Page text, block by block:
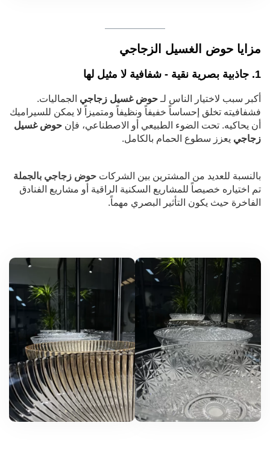
مزايا حوض الغسيل الزجاجي
1. جاذبية بصرية نقية - شفافية لا مثيل لها
أكبر سبب لاختيار الناس لـ حوض غسيل زجاجي الجماليات.
فشفافيته تخلق إحساساً خفيفاً ونظيفاً ومتميزاً لا يمكن للسيراميك
أن يحاكيه. تحت الضوء الطبيعي أو الاصطناعي، فإن حوض غسيل
زجاجي يعزز سطوع الحمام بالكامل.
بالنسبة للعديد من المشترين بين الشركات حوض زجاجي بالجملة
تم اختياره خصيصاً للمشاريع السكنية الراقية أو مشاريع الفنادق
الفاخرة حيث يكون التأثير البصري مهماً.